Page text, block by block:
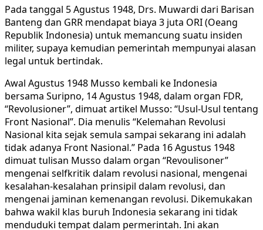
Pada tanggal 5 Agustus 1948, Drs. Muwardi dari Barisan
Banteng dan GRR mendapat biaya 3 juta ORI (Oeang
Republik Indonesia) untuk memancung suatu insiden
militer, supaya kemudian pemerintah mempunyai alasan
legal untuk bertindak.
Awal Agustus 1948 Musso kembali ke Indonesia
bersama Suripno, 14 Agustus 1948, dalam organ FDR,
“Revolusioner”, dimuat artikel Musso: “Usul-Usul tentang
Front Nasional”. Dia menulis “Kelemahan Revolusi
Nasional kita sejak semula sampai sekarang ini adalah
tidak adanya Front Nasional.” Pada 16 Agustus 1948
dimuat tulisan Musso dalam organ “Revoulisoner”
mengenai selfkritik dalam revolusi nasional, mengenai
kesalahan-kesalahan prinsipil dalam revolusi, dan
mengenai jaminan kemenangan revolusi. Dikemukakan
bahwa wakil klas buruh Indonesia sekarang ini tidak
menduduki tempat dalam permerintah. Ini akan